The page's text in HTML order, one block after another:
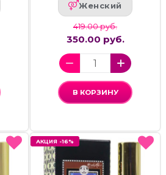
Женский
419.00 руб.
350.00 руб.
В КОРЗИНУ
АКЦИЯ -16%
АКЦИЯ -16%